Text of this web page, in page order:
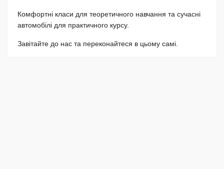
Комфортні класи для теоретичного навчання та сучасні
автомобілі для практичного курсу.
Завітайте до нас та переконайтеся в цьому самі.